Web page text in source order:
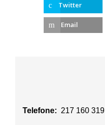
Twitter
Email
Telefone: 217 160 319